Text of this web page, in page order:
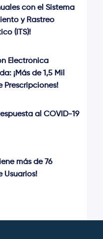
con el Sistema
y Rastreo
(ITS)!
Electrónica
¡Más de 1,5 Mil
Prescripciones!
al COVID-19
más de 76
Usuarios!